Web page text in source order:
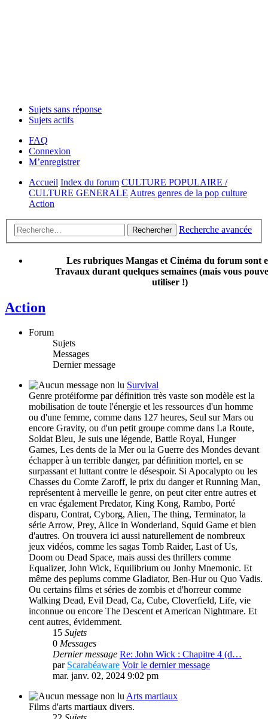
Sujets sans réponse
Sujets actifs
FAQ
Connexion
M’enregistrer
Accueil Index du forum CULTURE POPULAIRE /
CULTURE GENERALE Autres genres de la pop culture
Action
Rechercher Recherche avancée
Les rubriques Mangas et Cinéma du forum sont
Travaux durant quelques semaines (mais vous
utiliser !)
Action
Forum
Sujets
Messages
Dernier message
Survival
Genre protéiforme par définition très vaste son modèle est la
mobilisation de toute l'énergie et les ressources d'un homme
ou d'une femme, comme dans 127 heures, Seul sur Mars ou
encore Gravity, ou d'un petit groupe comme dans La Route,
Soldat Bleu, Je suis une légende, Battle Royal, Hunger
Games, Les dents de la Mer ou la Guerre des Mondes devant
échapper à un terrible danger, par définition mortel, en se
surpassant et luttant contre le désespoir. Si Apocalypto ou les
Chasses du Comte Zaroff, le prix du danger et Running Man,
représentent à merveille le genre, on peut citer entre autres et
en vrac également Predator, King Kong, Rambo, Porté
disparu, Contrat, Cyborg, Alien, The thing, Terminator, la
série Arrow, Prey, Alice in Wonderland, Squid Game et bien
d'autres. On trouvera ici aussi naturellement de nombreux
jeux vidéos, comme les sagas Tomb Raider, Last of Us,
Doom ou Dead Space, mais aussi des thrillers comme
Equalizer, John Wick, Equilibrium ou Jonhy Mnemonic. Et
même des peplums comme Gladiator, Ben-Hur ou Quo Vadis.
Ou certains films et séries de zombis et d'horreur comme
Walking Dead, Evil Dead, Ca, Cube, Cloverfield, Life, vie
inconnue ou encore The Descent et American Nightmare. Et
cent autres, évidemment.
15 Sujets
0 Messages
Dernier message Re: John Wick : Chapitre 4 (d…
par Scarabéaware Voir le dernier message
mar. janv. 02, 2024 9:02 pm
Arts martiaux
Films d'arts martiaux divers.